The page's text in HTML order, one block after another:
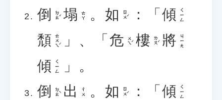
倒
ㄉㄠˇ 塌 ㄊㄚ 。 如 ㄖㄨˊ ：「 傾 ㄑㄧㄥ
頹 ㄊㄨㄟˊ 」、「 危 ㄨㄟˊ 樓 ㄌㄡˊ 將 ㄐㄧㄤ
傾 ㄑㄧㄥ
」。
倒
ㄉㄠˋ 出 ㄔㄨ 。 如 ㄖㄨˊ ：「 傾 ㄑㄧㄥ